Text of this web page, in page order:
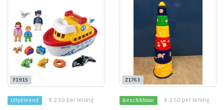
F1915
Uitgeleend € 2.50 per lening
Z1763
Beschikbaar € 2.50 per lening